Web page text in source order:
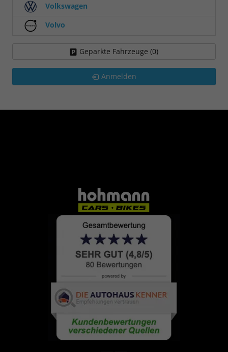
Volkswagen
Volvo
Geparkte Fahrzeuge (0)
Anmelden